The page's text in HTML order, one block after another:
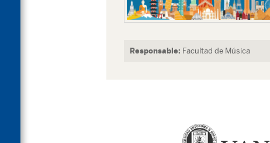
Responsable: Facultad de Música